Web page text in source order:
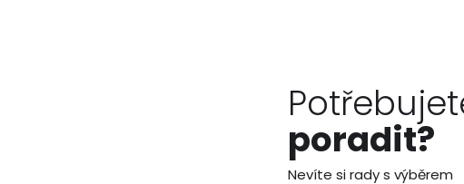
poradit?
Nevíte si rady s výběrem